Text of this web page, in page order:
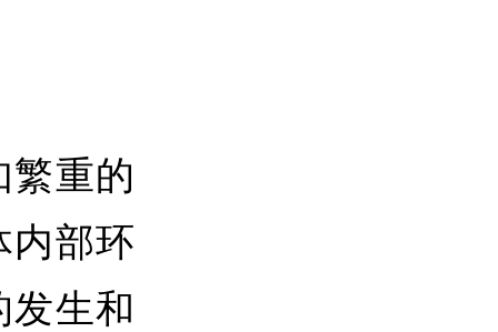
繁重的
内部环
发生和